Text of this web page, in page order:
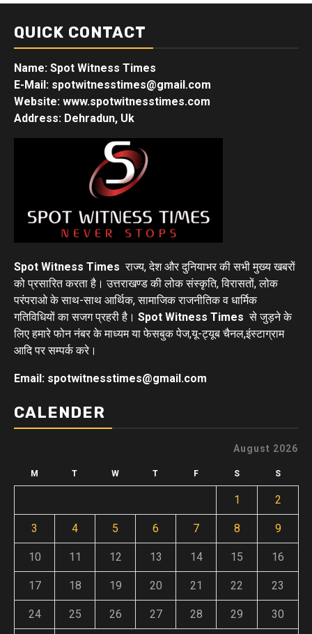
QUICK CONTACT
Name: Spot Witness Times
E-Mail: spotwitnesstimes@gmail.com
Website: www.spotwitnesstimes.com
Address: Dehradun, Uk
Spot Witness Times राज्य, देश और दुनियाभर की सभी मुख्य खबरों
को प्रसारित करता है। उत्तराखण्ड की लोक संस्कृति, विरासतों, लोक
परंपराओ के साथ-साथ आर्थिक, सामाजिक राजनीतिक व धार्मिक
गतिविधियों का सजग प्रहरी है। Spot Witness Times से जुड़ने के
लिए हमारे फोन नंबर के माध्यम या फेसबुक पेज,यू-ट्यूब चैनल,इंस्टाग्राम
आदि पर सम्पर्क करे।
Email: spotwitnesstimes@gmail.com
CALENDER
August 2026
M T W T F S S
1 2
3 4 5 6 7 8 9
10 11 12 13 14 15 16
17 18 19 20 21 22 23
24 25 26 27 28 29 30